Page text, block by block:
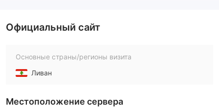
Официальный сайт
Основные страны/регионы визита
Ливан
Местоположение сервера